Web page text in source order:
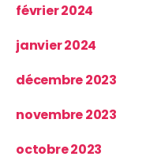
février 2024
janvier 2024
décembre 2023
novembre 2023
octobre 2023